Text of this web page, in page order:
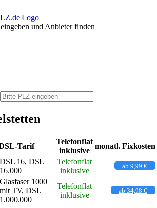
und Anbieter finden
Tarif
Telefonflat
inklusive
monatl. Fixkosten
DSL 16, DSL
16.000
Telefonflat
inklusive
ab 9,99 €
Glasfaser 1000
mit TV, DSL
1.000.000
Telefonflat
inklusive
ab 34,98 €